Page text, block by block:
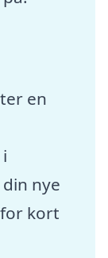
en
nye
kort